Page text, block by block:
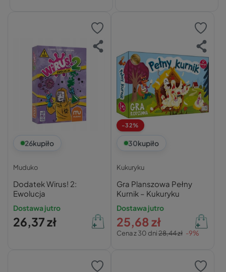
26kupiło
Muduko
Dodatek Wirus! 2:
Ewolucja
Dostawa jutro
26,37 zł
-32%
30kupiło
Kukuryku
Gra Planszowa Pełny
Kurnik – Kukuryku
Dostawa jutro
Cena z 30 dni28,44 zł -9%
25,68 zł